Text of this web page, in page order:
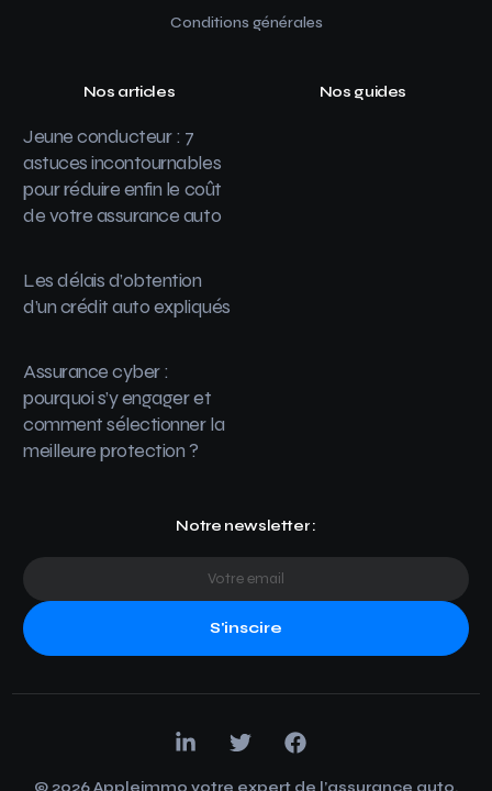
Conditions générales
Nos articles
Jeune conducteur : 7
astuces incontournables
pour réduire enfin le coût
de votre assurance auto
Les délais d’obtention
d’un crédit auto expliqués
Assurance cyber :
pourquoi s’y engager et
comment sélectionner la
meilleure protection ?
Nos guides
Notre newsletter :
S'inscire
© 2026 Appleimmo votre expert de l’assurance auto.